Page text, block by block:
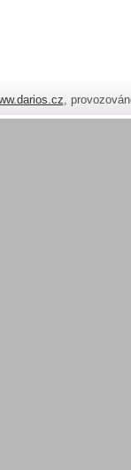
,